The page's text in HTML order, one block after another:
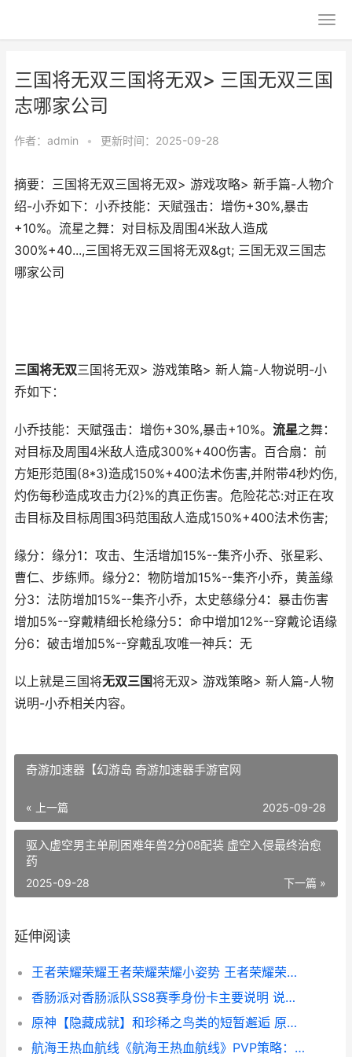
三国将无双三国将无双> 三国无双三国
志哪家公司
作者： admin • 更新时间：2025-09-28
摘要：三国将无双三国将无双> 游戏攻略> 新手篇-人物介
绍-小乔如下：小乔技能：天赋强击：增伤+30%,暴击
+10%。流星之舞：对目标及周围4米敌人造成
300%+40...,三国将无双三国将无双&gt; 三国无双三国志
哪家公司
三国将无双三国将无双> 游戏策略> 新人篇-人物说明-小
乔如下：
小乔技能：天赋强击：增伤+30%,暴击+10%。 流星之舞：
对目标及周围4米敌人造成300%+400伤害。百合扇：前
方矩形范围(8*3)造成150%+400法术伤害,并附带4秒灼伤,
灼伤每秒造成攻击力{2}%的真正伤害。危险花芯:对正在攻
击目标及目标周围3码范围敌人造成150%+400法术伤害;
缘分：缘分1：攻击、生活增加15%--集齐小乔、张星彩、
曹仁、步练师。缘分2：物防增加15%--集齐小乔，黄盖缘
分3：法防增加15%--集齐小乔，太史慈缘分4：暴击伤害
增加5%--穿戴精细长枪缘分5：命中增加12%--穿戴论语缘
分6：破击增加5%--穿戴乱攻唯一神兵：无
以上就是三国将无双三国将无双> 游戏策略> 新人篇-人物
说明-小乔相关内容。
奇游加速器【幻游岛 奇游加速器手游官网
« 上一篇 2025-09-28
驱入虚空男主单刷困难年兽2分08配装 虚空入侵最终治愈
药
下一篇 »
2025-09-28
延伸阅读
王者荣耀荣耀王者荣耀荣耀小姿势 王者荣耀荣耀王者多少星
香肠派对香肠派队SS8赛季身份卡主要说明 说一说香肠派对
原神【隐藏成就】和珍稀之鸟类的短暂邂逅 原神魈隐藏成就
航海王热血航线《航海王热血航线》PVP策略：梦想和现实的转变 航海王热血航线鬼岛路飞